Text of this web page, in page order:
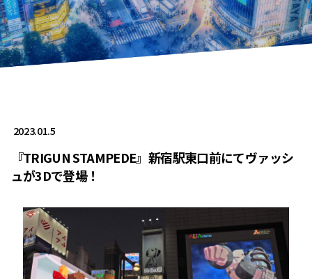
2023.01.5
『TRIGUN STAMPEDE』新宿駅東口前にてヴァッシ
ュが3Dで登場！